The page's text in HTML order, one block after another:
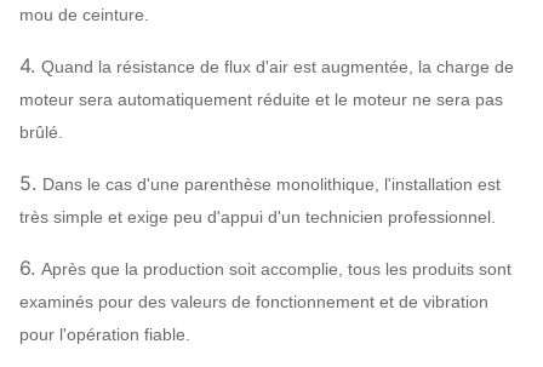
mou de ceinture.
4. Quand la résistance de flux d'air est augmentée, la charge de
moteur sera automatiquement réduite et le moteur ne sera pas
brûlé.
5. Dans le cas d'une parenthèse monolithique, l'installation est
très simple et exige peu d'appui d'un technicien professionnel.
6. Après que la production soit accomplie, tous les produits sont
examinés pour des valeurs de fonctionnement et de vibration
pour l'opération fiable.